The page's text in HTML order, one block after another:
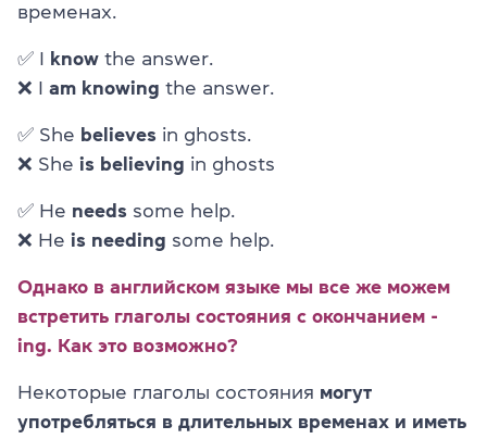
временах.
✅ I know the answer.
❌ I am knowing the answer.
✅ She believes in ghosts.
❌ She is believing in ghosts
✅ He needs some help.
❌ He is needing some help.
Однако в английском языке мы все же можем
встретить глаголы состояния с окончанием -
ing. Как это возможно?
Некоторые глаголы состояния могут
употребляться в длительных временах и иметь